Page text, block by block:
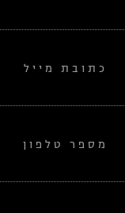
כתובת מייל
מספר טלפון